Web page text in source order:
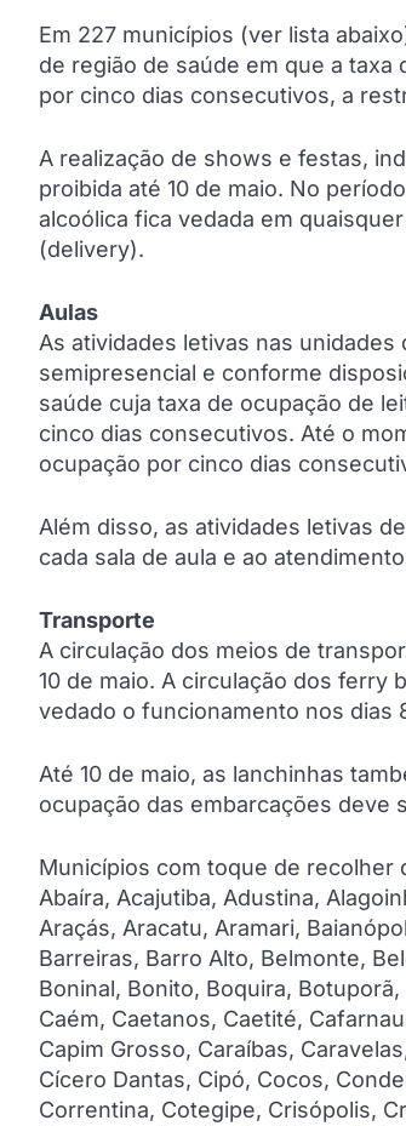
Em 227 municípios (ver lista
de região de saúde em que a
por cinco dias consecutivos, a
A realização de shows e festas,
proibida até 10 de maio. No
alcoólica fica vedada em
(delivery).
Aulas
As atividades letivas nas
semipresencial e conforme
saúde cuja taxa de ocupação de
cinco dias consecutivos. Até o
ocupação por cinco dias
Além disso, as atividades letivas
cada sala de aula e ao
Transporte
A circulação dos meios de
10 de maio. A circulação dos ferry
vedado o funcionamento nos dias
Até 10 de maio, as lanchinhas
ocupação das embarcações deve
Municípios com toque de recolher
Abaíra, Acajutiba, Adustina,
Araçás, Aracatu, Aramari,
Barreiras, Barro Alto, Belmonte,
Boninal, Bonito, Boquira,
Caém, Caetanos, Caetité,
Capim Grosso, Caraíbas,
Cícero Dantas, Cipó, Cocos,
Correntina, Cotegipe, Crisópolis,